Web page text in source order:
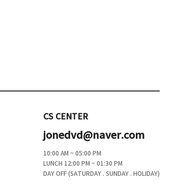
CS CENTER
jonedvd@naver.com
10:00 AM ~ 05:00 PM
LUNCH 12:00 PM ~ 01:30 PM
DAY OFF (SATURDAY . SUNDAY . HOLIDAY)